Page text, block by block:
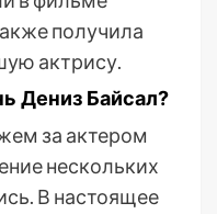
получила
актрису.
Дениз Байсал?
за актером
нескольких
В настоящее